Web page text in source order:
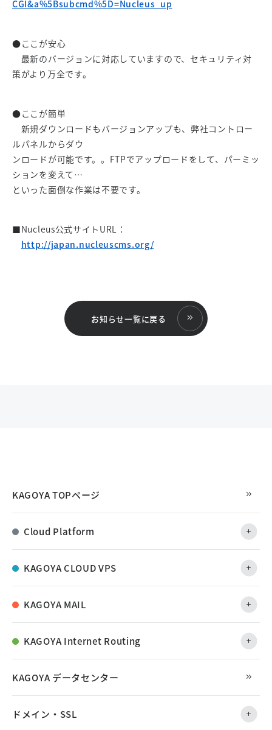
CGI&a%5Bsubcmd%5D=Nucleus_up
●ここが安心
最新のバージョンに対応していますので、セキュリティ対
策がより万全です。
●ここが簡単
新規ダウンロードもバージョンアップも、弊社コントロー
ルパネルからダウ
ンロードが可能です。。FTPでアップロードをして、パーミッ
ションを変えて…
といった面倒な作業は不要です。
■Nucleus公式サイトURL：
http://japan.nucleuscms.org/
お知らせ一覧に戻る
KAGOYA TOPページ
Cloud Platform
KAGOYA CLOUD VPS
KAGOYA MAIL
KAGOYA Internet Routing
KAGOYA データセンター
ドメイン・SSL